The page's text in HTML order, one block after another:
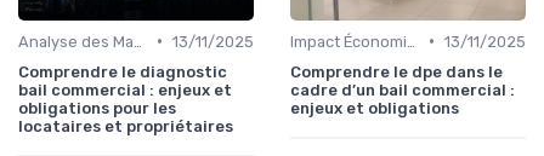
• 13/11/2025
Comprendre le diagnostic
bail commercial : enjeux et
obligations pour les
locataires et propriétaires
• 13/11/2025
Comprendre le dpe dans le
cadre d’un bail commercial :
enjeux et obligations